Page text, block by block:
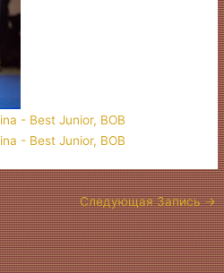
Следующая Запись→